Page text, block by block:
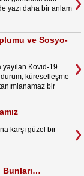
yazı daha bir anlam
ve Sosyo-
yayılan Kovid-19
durum, küreselleşme
bir
karşı güzel bir
Bunları…